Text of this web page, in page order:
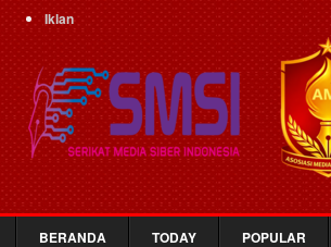
Iklan
BERANDA TODAY POPULAR